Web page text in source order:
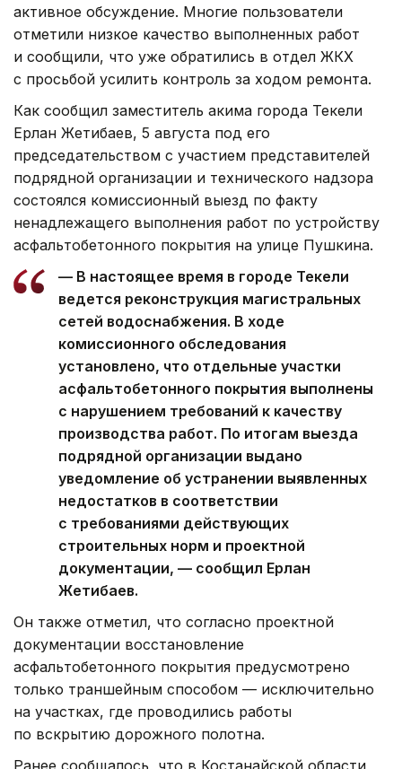
активное обсуждение. Многие пользователи
отметили низкое качество выполненных работ
и сообщили, что уже обратились в отдел ЖКХ
с просьбой усилить контроль за ходом ремонта.
Как сообщил заместитель акима города Текели
Ерлан Жетибаев, 5 августа под его
председательством с участием представителей
подрядной организации и технического надзора
состоялся комиссионный выезд по факту
ненадлежащего выполнения работ по устройству
асфальтобетонного покрытия на улице Пушкина.
— В настоящее время в городе Текели
ведется реконструкция магистральных
сетей водоснабжения. В ходе
комиссионного обследования
установлено, что отдельные участки
асфальтобетонного покрытия выполнены
с нарушением требований к качеству
производства работ. По итогам выезда
подрядной организации выдано
уведомление об устранении выявленных
недостатков в соответствии
с требованиями действующих
строительных норм и проектной
документации, — сообщил Ерлан
Жетибаев.
Он также отметил, что согласно проектной
документации восстановление
асфальтобетонного покрытия предусмотрено
только траншейным способом — исключительно
на участках, где проводились работы
по вскрытию дорожного полотна.